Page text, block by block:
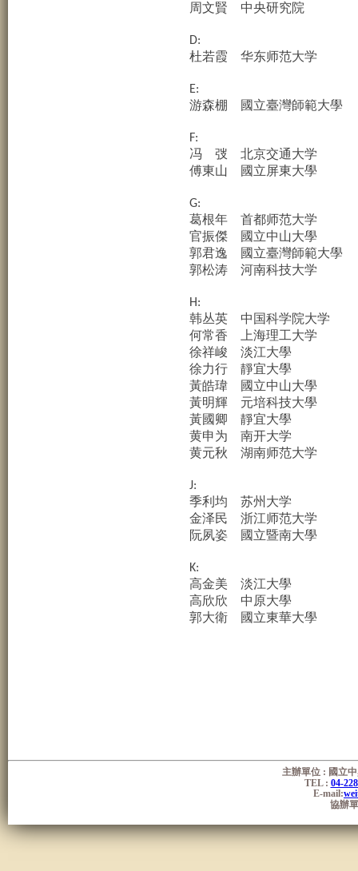
周文賢
中央研究院
D:
杜若霞 华东师范大学
E:
游森棚 國立臺灣師範大學
F:
冯 弢
北京交通大学
傅東山
國立屏東大學
G:
葛根年
首都师范大学
官振傑
國立中山大學
郭君逸
國立臺灣師範大學
郭松涛
河南科技大学
H:
韩丛英
中国科学院大学
何常香
上海理工大学
徐祥峻
淡江大學
徐力行
靜宜大學
黃皓瑋
國立中山大學
黃明輝
元培科技大學
黃國卿
靜宜大學
黄申为
南开大学
黄元秋
湖南师范大学
J:
季利均
苏州大学
金泽民
浙江师范大学
阮夙姿
國立暨南大學
K:
高金美
淡江大學
高欣欣
中原大學
郭大衛
國立東華大學
主辦單位 : 國立
TEL : 04-
E-mail:
協辦